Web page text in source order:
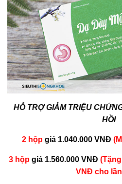
HỖ TRỢ GIẢM TRIỆU
HỒI
2 hộpgiá 1.040.000 VNĐ
3 hộp giá 1.560.000 VNĐ
VNĐ cho